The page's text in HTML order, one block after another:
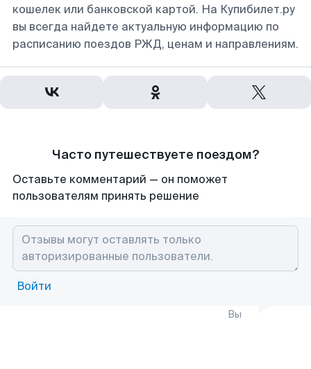
кошелек или банковской картой. На Купибилет.ру
вы всегда найдете актуальную информацию по
расписанию поездов РЖД, ценам и направлениям.
Часто путешествуете поездом?
Оставьте комментарий — он поможет
пользователям принять решение
Войти
Вы